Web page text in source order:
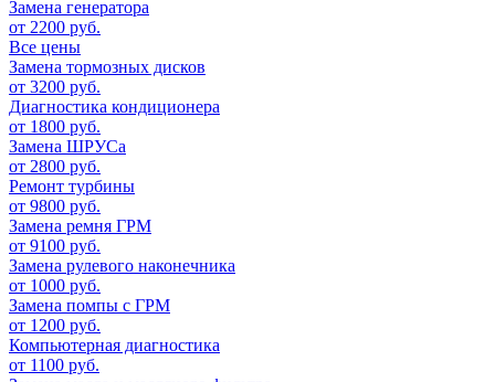
Замена генератора
от 2200 руб.
Все цены
Замена тормозных дисков
от 3200 руб.
Диагностика кондиционера
от 1800 руб.
Замена ШРУСа
от 2800 руб.
Ремонт турбины
от 9800 руб.
Замена ремня ГРМ
от 9100 руб.
Замена рулевого наконечника
от 1000 руб.
Замена помпы с ГРМ
от 1200 руб.
Компьютерная диагностика
от 1100 руб.